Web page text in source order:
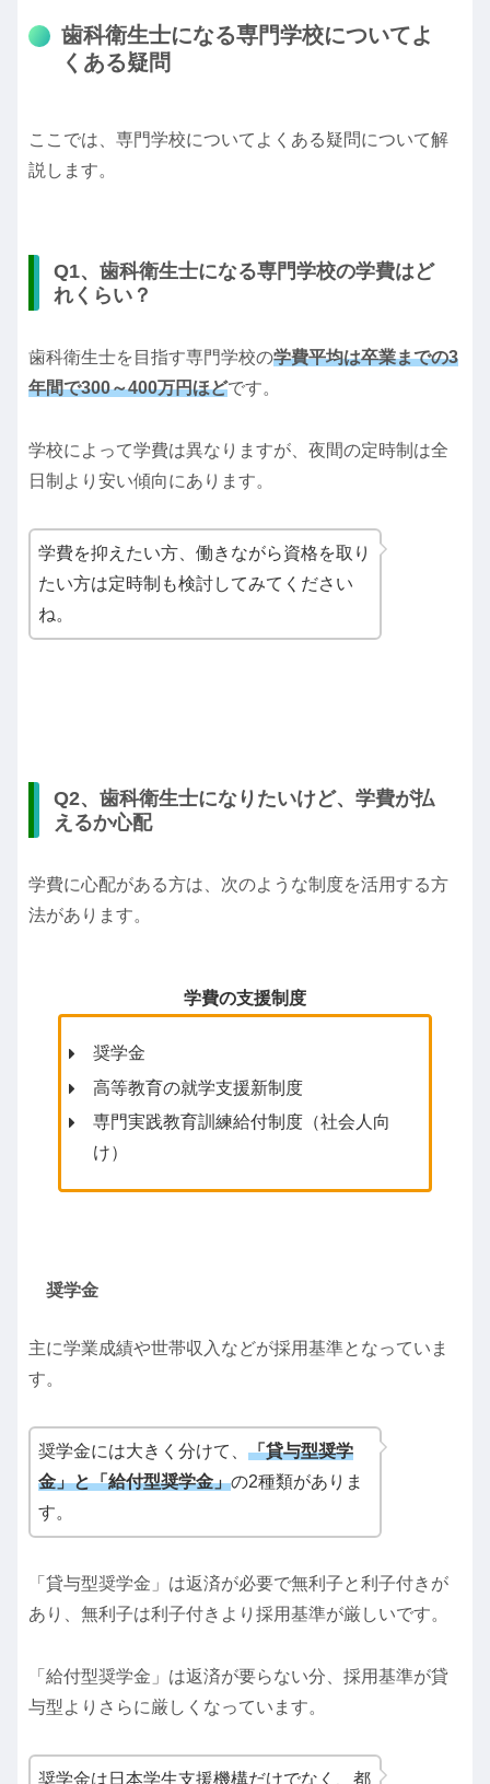
歯科衛生士になる専門学校についてよ
くある疑問
ここでは、専門学校についてよくある疑問について解
説します。
Q1、歯科衛生士になる専門学校の学費はど
れくらい？
歯科衛生士を目指す専門学校の学費平均は卒業までの3
年間で300～400万円ほどです。
学校によって学費は異なりますが、夜間の定時制は全
日制より安い傾向にあります。
学費を抑えたい方、働きながら資格を取り
たい方は定時制も検討してみてください
ね。
Q2、歯科衛生士になりたいけど、学費が払
えるか心配
学費に心配がある方は、次のような制度を活用する方
法があります。
学費の支援制度
奨学金
高等教育の就学支援新制度
専門実践教育訓練給付制度（社会人向
け）
奨学金
主に学業成績や世帯収入などが採用基準となっていま
す。
奨学金には大きく分けて、 「貸与型奨学
金」と「給付型奨学金」の2種類がありま
す。
「貸与型奨学金」は返済が必要で無利子と利子付きが
あり、無利子は利子付きより採用基準が厳しいです。
「給付型奨学金」は返済が要らない分、採用基準が貸
与型よりさらに厳しくなっています。
奨学金は日本学生支援機構だけでなく、都